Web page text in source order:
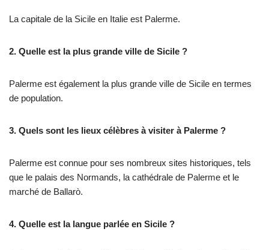
La capitale de la Sicile en Italie est Palerme.
2. Quelle est la plus grande ville de Sicile ?
Palerme est également la plus grande ville de Sicile en termes
de population.
3. Quels sont les lieux célèbres à visiter à Palerme ?
Palerme est connue pour ses nombreux sites historiques, tels
que le palais des Normands, la cathédrale de Palerme et le
marché de Ballarò.
4. Quelle est la langue parlée en Sicile ?